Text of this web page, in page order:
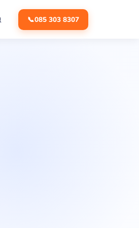
📞085 303 8307